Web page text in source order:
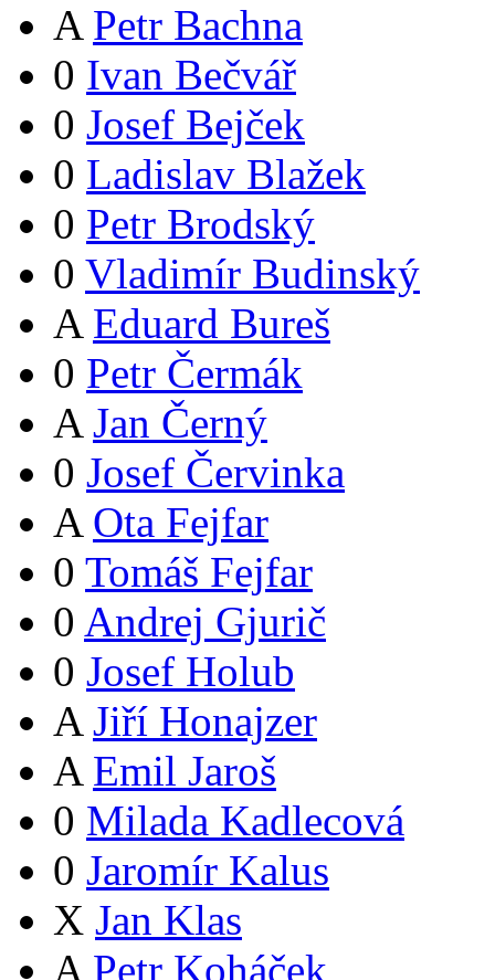
A Petr Bachna
0 Ivan Bečvář
0 Josef Bejček
0 Ladislav Blažek
0 Petr Brodský
0 Vladimír Budinský
A Eduard Bureš
0 Petr Čermák
A Jan Černý
0 Josef Červinka
A Ota Fejfar
0 Tomáš Fejfar
0 Andrej Gjurič
0 Josef Holub
A Jiří Honajzer
A Emil Jaroš
0 Milada Kadlecová
0 Jaromír Kalus
X Jan Klas
A Petr Koháček